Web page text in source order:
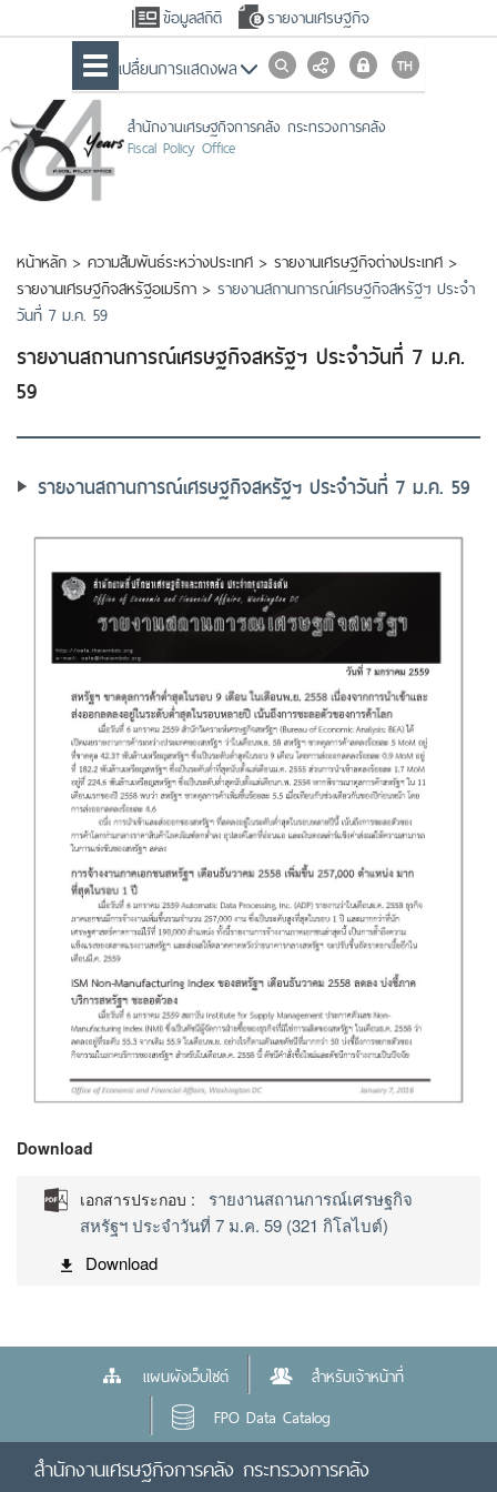
ข้อมูลสถิติ รายงานเศรษฐกิจ
เปลื่ยนการแสดงผล
สำนักงานเศรษฐกิจการคลัง กระทรวงการคลัง
Fiscal Policy Office
หน้าหลัก > ความสัมพันธ์ระหว่างประเทศ > รายงานเศรษฐกิจต่างประเทศ >
รายงานเศรษฐกิจสหรัฐอเมริกา > รายงานสถานการณ์เศรษฐกิจสหรัฐฯ ประจำ
วันที่ 7 ม.ค. 59
รายงานสถานการณ์เศรษฐกิจสหรัฐฯ ประจำวันที่ 7 ม.ค.
59
รายงานสถานการณ์เศรษฐกิจสหรัฐฯ ประจำวันที่ 7 ม.ค. 59
Download
เอกสารประกอบ :
รายงานสถานการณ์เศรษฐกิจ
สหรัฐฯ ประจำวันที่ 7 ม.ค. 59 (321 กิโลไบต์)
Download
แผนผังเว็บไซต์
สำหรับเจ้าหน้าที่
FPO Data Catalog
สำนักงานเศรษฐกิจการคลัง กระทรวงการคลัง